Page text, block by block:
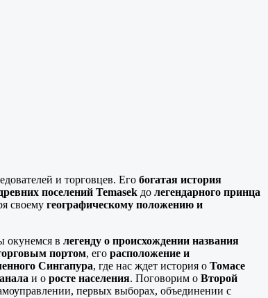
и торговцев. Его богатая история
поселений Temasek до легендарного принца
своему географическому положению и
окунемся в легенду о происхождении названия
портом, его расположение и
Сингапура, где нас ждет история о Томасе
и о росте населения. Поговорим о Второй
первых выборах, объединении с